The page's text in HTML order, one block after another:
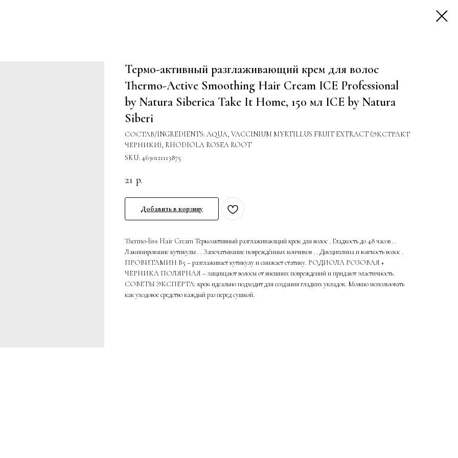
Термо-активный разглаживающий крем для волос
Thermo-Active Smoothing Hair Cream ICE Professional
by Natura Siberica Take It Home, 150 мл ICE by Natura
Siberi
СОСТАВ/INGREDIENTS: AQUA, VACCINIUM MYRTILLUS FRUIT EXTRACT (ЭКСТРАКТ
ЧЕРНИКИ), RHODIOLA ROSEA ROOT
SKU: 4630121113875
21 р.
Добавить в корзину
Thermo-liss Hair Cream Термоактивный разглаживающий крем для волос . Гладкость до 48 часов . .
Ламинирование кутикулы . . Запечатывание повреждённых кончиков . . Дисциплина и мягкость волос .
ПРОВИТАМИН В5 – разглаживает кутикулу и снижает статику. РОДИОЛА РОЗОВАЯ +
ЧЕРНИКА ПОЛЯРНАЯ – защищают волосы от внешних повреждений и придают эластичность.
СОВЕТЫ ЭКСПЕРТА: крем идеально подходит для создания гладких укладок. Можно использовать
как уходовое средство каждый раз перед сушкой.